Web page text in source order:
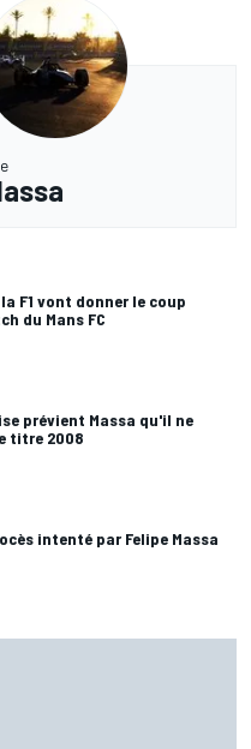
F1 vont donner le coup
du Mans FC
prévient Massa qu'il ne
titre 2008
intenté par Felipe Massa